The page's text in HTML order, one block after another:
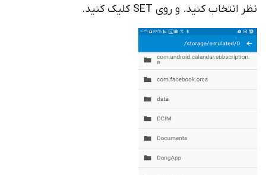
نظر انتخاب کنید. و روی SET کلیک کنید.